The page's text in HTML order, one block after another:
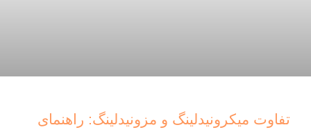
تفاوت میکرونیدلینگ و مزونیدلینگ: راهنمای